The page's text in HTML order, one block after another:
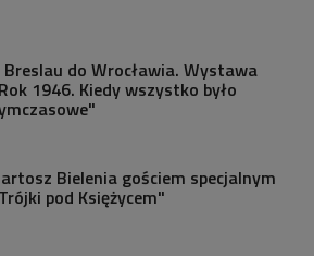
Breslau do Wrocławia. Wystawa
1946. Kiedy wszystko było
Bielenia gościem specjalnym
pod Księżycem"